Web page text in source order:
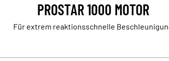
PROSTAR 1000 MOTOR
Für extrem reaktionsschnelle